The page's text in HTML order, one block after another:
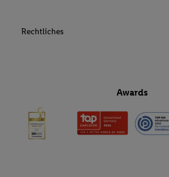
Rechtliches
Awards